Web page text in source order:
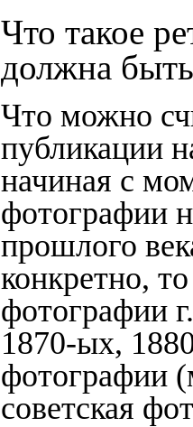
Что такое
должна
Что можно
публикации
начиная c
фотографии
прошлого
конкретно,
фотографии
1870-ых,
фотографии
советская